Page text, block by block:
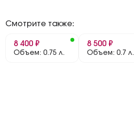
Смотрите также:
8 400 ₽
Объем: 0.75 л.
8 500 ₽
Объем: 0.7 л.